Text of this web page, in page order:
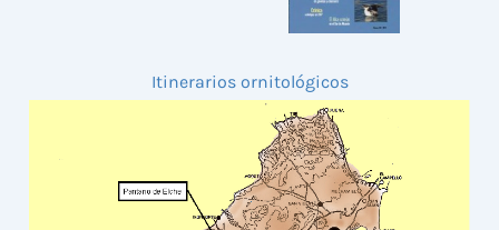
Itinerarios ornitológicos